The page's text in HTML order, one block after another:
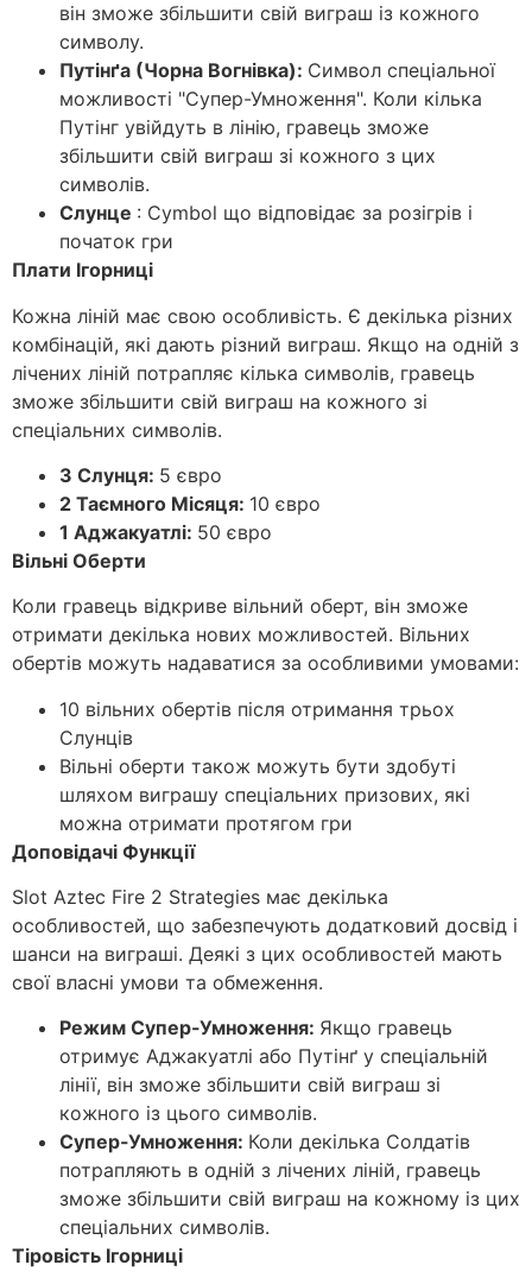
він зможе збільшити свій виграш із кожного
символу.
Путінґа (Чорна Вогнівка): Символ спеціальної
можливості "Супер-Умноження". Коли кілька
Путінг увійдуть в лінію, гравець зможе
збільшити свій виграш зі кожного з цих
символів.
Слунце : Сymbol що відповідає за розігрів і
початок гри
Плати Ігорниці
Кожна ліній має свою особливість. Є декілька різних
комбінацій, які дають різний виграш. Якщо на одній з
лічених ліній потрапляє кілька символів, гравець
зможе збільшити свій виграш на кожного зі
спеціальних символів.
3 Слунця: 5 євро
2 Таємного Місяця: 10 євро
1 Аджакуатлі: 50 євро
Вільні Оберти
Коли гравець відкриве вільний оберт, він зможе
отримати декілька нових можливостей. Вільних
обертів можуть надаватися за особливими умовами:
10 вільних обертів після отримання трьох
Слунців
Вільні оберти також можуть бути здобуті
шляхом виграшу спеціальних призових, які
можна отримати протягом гри
Доповідачі Функції
Slot Aztec Fire 2 Strategies має декілька
особливостей, що забезпечують додатковий досвід і
шанси на виграші. Деякі з цих особливостей мають
свої власні умови та обмеження.
Режим Супер-Умноження: Якщо гравець
отримує Аджакуатлі або Путінґ у спеціальній
лінії, він зможе збільшити свій виграш зі
кожного із цього символів.
Супер-Умноження: Коли декілька Солдатів
потрапляють в одній з лічених ліній, гравець
зможе збільшити свій виграш на кожному із цих
спеціальних символів.
Тіровість Ігорниці